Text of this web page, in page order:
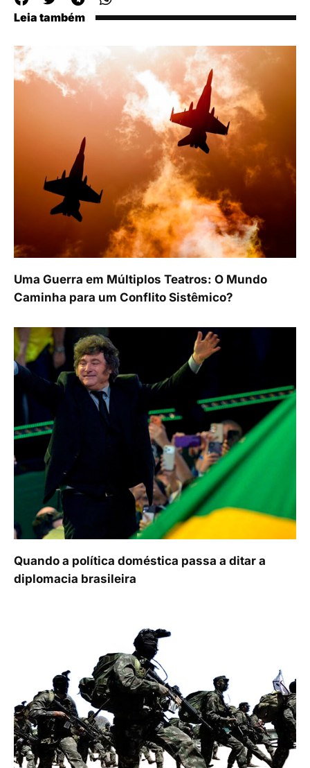
Leia também
Uma Guerra em Múltiplos Teatros: O Mundo
Caminha para um Conflito Sistêmico?
Quando a política doméstica passa a ditar a
diplomacia brasileira